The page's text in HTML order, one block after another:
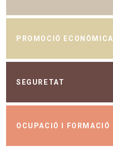
PROMOCIÓ ECONÒMICA
SEGURETAT
OCUPACIÓ I FORMACIÓ